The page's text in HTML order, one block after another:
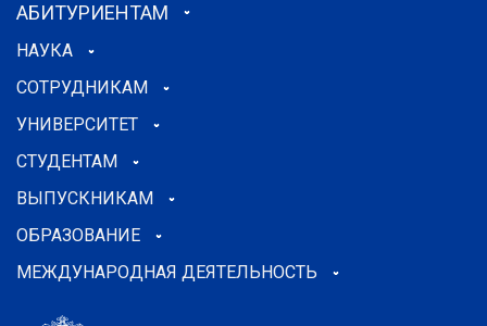
АБИТУРИЕНТАМ
НАУКА
СОТРУДНИКАМ
УНИВЕРСИТЕТ
СТУДЕНТАМ
ВЫПУСКНИКАМ
ОБРАЗОВАНИЕ
МЕЖДУНАРОДНАЯ ДЕЯТЕЛЬНОСТЬ